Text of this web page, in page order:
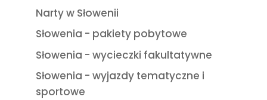
Narty w Słowenii
Słowenia - pakiety pobytowe
Słowenia - wycieczki fakultatywne
Słowenia - wyjazdy tematyczne i
sportowe